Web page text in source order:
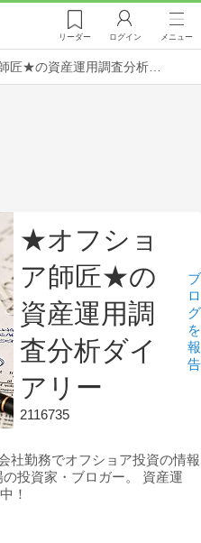
リーダー ログイン メニュー
★オフショア師匠★の資産運用調査分析ダイアリー
★オフショ
ア師匠★の
資産運用調
査分析ダイ
アリー
2116735
ブ
ロ
グ
を
報
告
社勤務でオフショア投資の情報
投資家・ブロガー。 資産運
！